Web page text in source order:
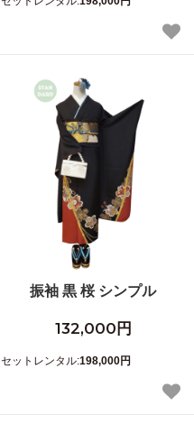
振袖 黒 桜 シンプル
132,000円
セットレンタル:198,000円